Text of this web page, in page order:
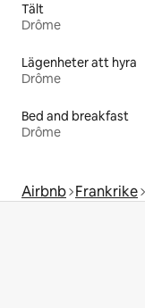
Tält
Drôme
Lägenheter att hyra
Drôme
Bed and breakfast
Drôme
Airbnb Frankrike